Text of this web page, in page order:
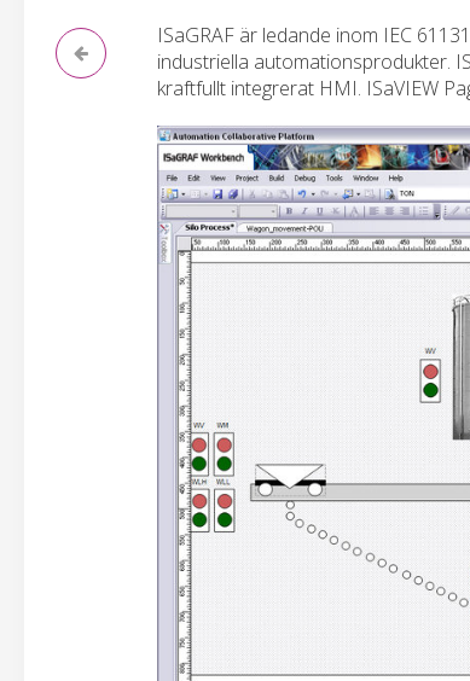
ISaGRAF är ledande inom IEC
industriella automationsprodukter.
kraftfullt integrerat HMI. ISaVIEW